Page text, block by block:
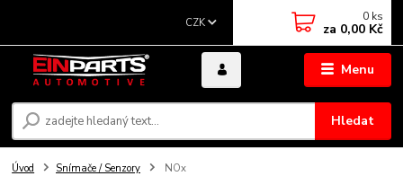
Menu
CZK
Hledat
0 ks
za 0,00 Kč
Úvod Snímače / Senzory NOx